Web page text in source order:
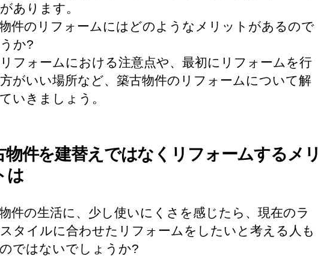
あります。
件のリフォームにはどのようなメリットがあるので
か?
フォームにおける注意点や、最初にリフォームを行
がいい場所など、築古物件のリフォームについて解
いきましょう。
物件を建替えではなくリフォームするメリ
は
件の生活に、少し使いにくさを感じたら、現在のラ
タイルに合わせたリフォームをしたいと考える人も
ではないでしょうか?